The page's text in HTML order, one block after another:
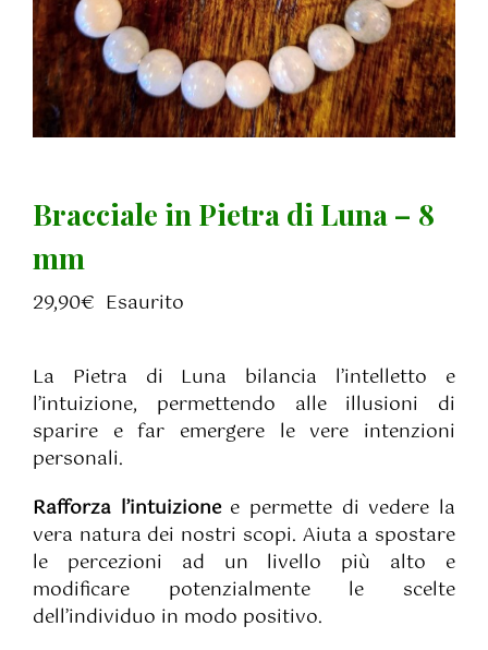
Bracciale in Pietra di Luna – 8
mm
29,90€ Esaurito
La Pietra di Luna bilancia l’intelletto e
l’intuizione, permettendo alle illusioni di
sparire e far emergere le vere intenzioni
personali.
Rafforza l’intuizionee permette di vedere la
vera natura dei nostri scopi. Aiuta a spostare
le percezioni ad un livello più alto e
modificare potenzialmente le scelte
dell’individuo in modo positivo.